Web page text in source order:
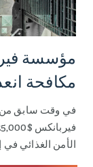
مؤسسة
مكافحة
في وقت سابق من
الأمن الغذائي في